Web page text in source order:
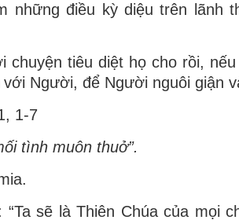
những điều kỳ diệu trên lãnh
chuyện tiêu diệt họ cho rồi,
Người, để Người nguôi giận
1-7
tình muôn thuở”.
“Ta sẽ là Thiên Chúa của mọi